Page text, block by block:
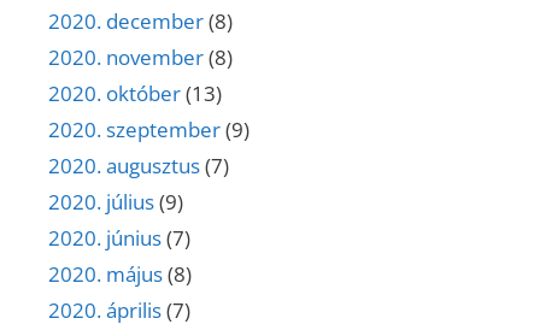
2020. december(8)
2020. november(8)
2020. október(13)
2020. szeptember(9)
2020. augusztus(7)
2020. július(9)
2020. június(7)
2020. május(8)
2020. április(7)